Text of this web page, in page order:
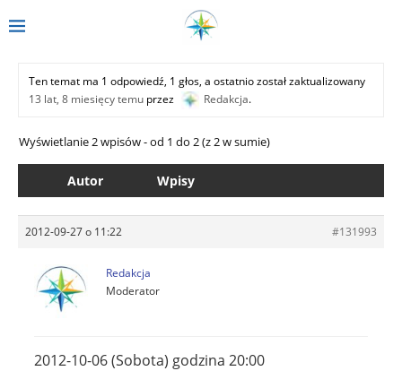
Ten temat ma 1 odpowiedź, 1 głos, a ostatnio został zaktualizowany
13 lat, 8 miesięcy temu przez Redakcja.
Wyświetlanie 2 wpisów - od 1 do 2 (z 2 w sumie)
Autor Wpisy
2012-09-27 o 11:22 #131993
Redakcja
Moderator
2012-10-06 (Sobota) godzina 20:00